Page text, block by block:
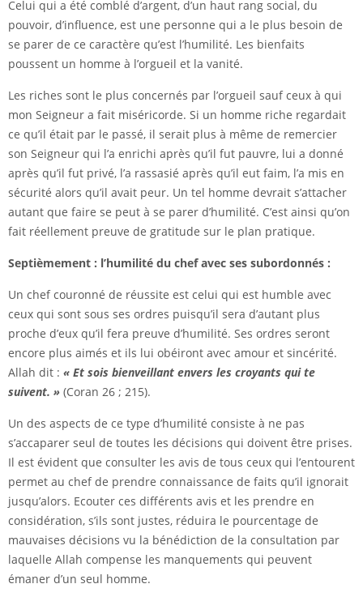
Celui qui a été comblé d’argent, d’un haut rang social, du
pouvoir, d’influence, est une personne qui a le plus besoin de
se parer de ce caractère qu’est l’humilité. Les bienfaits
poussent un homme à l’orgueil et la vanité.
Les riches sont le plus concernés par l’orgueil sauf ceux à qui
mon Seigneur a fait miséricorde. Si un homme riche regardait
ce qu’il était par le passé, il serait plus à même de remercier
son Seigneur qui l’a enrichi après qu’il fut pauvre, lui a donné
après qu’il fut privé, l’a rassasié après qu’il eut faim, l’a mis en
sécurité alors qu’il avait peur. Un tel homme devrait s’attacher
autant que faire se peut à se parer d’humilité. C’est ainsi qu’on
fait réellement preuve de gratitude sur le plan pratique.
Septièmement : l’humilité du chef avec ses subordonnés :
Un chef couronné de réussite est celui qui est humble avec
ceux qui sont sous ses ordres puisqu’il sera d’autant plus
proche d’eux qu’il fera preuve d’humilité. Ses ordres seront
encore plus aimés et ils lui obéiront avec amour et sincérité.
Allah dit : « Et sois bienveillant envers les croyants qui te
suivent. » (Coran 26 ; 215).
Un des aspects de ce type d’humilité consiste à ne pas
s’accaparer seul de toutes les décisions qui doivent être prises.
Il est évident que consulter les avis de tous ceux qui l’entourent
permet au chef de prendre connaissance de faits qu’il ignorait
jusqu’alors. Ecouter ces différents avis et les prendre en
considération, s’ils sont justes, réduira le pourcentage de
mauvaises décisions vu la bénédiction de la consultation par
laquelle Allah compense les manquements qui peuvent
émaner d’un seul homme.